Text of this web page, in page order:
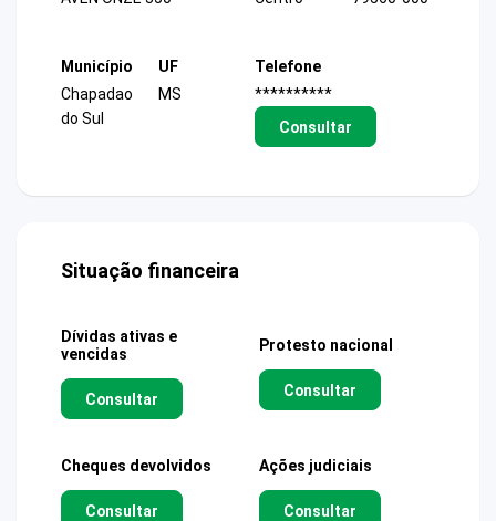
Município
Chapadao
do Sul
UF
MS
Telefone
**********
Consultar
Situação financeira
Dívidas ativas e
vencidas
Consultar
Protesto nacional
Consultar
Cheques devolvidos
Consultar
Ações judiciais
Consultar